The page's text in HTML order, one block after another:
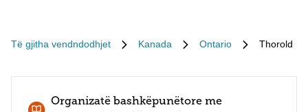
Të gjitha vendndodhjet Kanada Ontario Thorold
Organizatë bashkëpunëtore me